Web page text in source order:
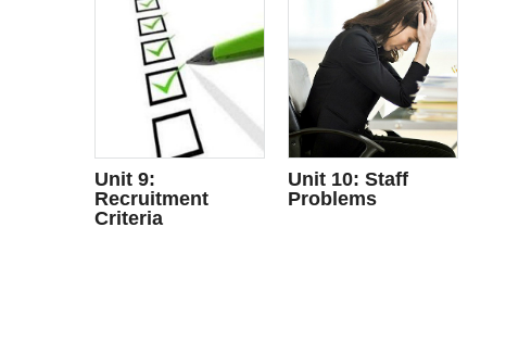
Unit 9:
Recruitment
Criteria
Unit 10: Staff
Problems